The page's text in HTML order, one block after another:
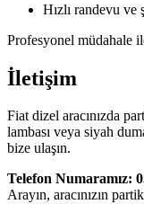
Hızlı randevu ve
Profesyonel müdahale
İletişim
Fiat dizel aracınızda
lambası veya siyah
bize ulaşın.
Telefon Numaramız:
Arayın, aracınızın